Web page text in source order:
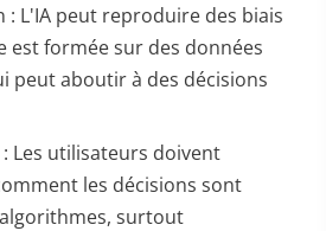
: L'IA peut reproduire des biais
est formée sur des données
peut aboutir à des décisions
Les utilisateurs doivent
les décisions sont
surtout